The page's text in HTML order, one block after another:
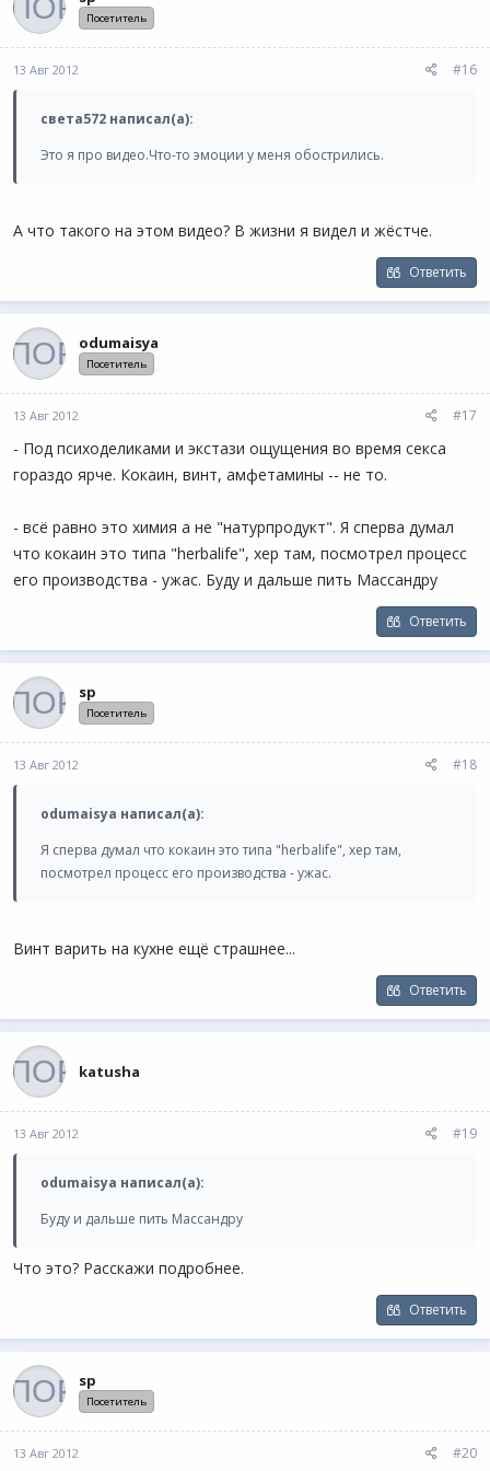
Посетитель
13 Авг 2012 #16
света572 написал(а):
Это я про видео.Что-то эмоции у меня обострились.
А что такого на этом видео? В жизни я видел и жёстче.
Ответить
odumaisya
Посетитель
13 Авг 2012 #17
- Под психоделиками и экстази ощущения во время секса
гораздо ярче. Кокаин, винт, амфетамины -- не то.
- всё равно это химия а не "натурпродукт". Я сперва думал
что кокаин это типа "herbalife", хер там, посмотрел процесс
его производства - ужас. Буду и дальше пить Массандру
Ответить
sp
Посетитель
13 Авг 2012 #18
odumaisya написал(а):
Я сперва думал что кокаин это типа "herbalife", хер там,
посмотрел процесс его производства - ужас.
Винт варить на кухне ещё страшнее...
Ответить
katusha
13 Авг 2012 #19
odumaisya написал(а):
Буду и дальше пить Массандру
Что это? Расскажи подробнее.
Ответить
sp
Посетитель
13 Авг 2012 #20